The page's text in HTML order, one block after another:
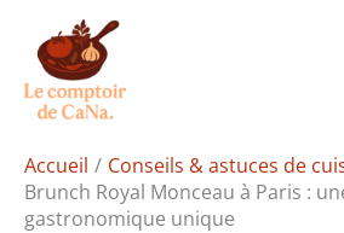
contenu
Accueil
Conseils & astuces de
Brunch Royal Monceau à Paris :
gastronomique unique
Rechercher